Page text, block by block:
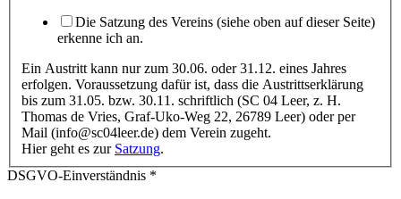
Die Satzung des Vereins (siehe oben auf dieser Seite)
erkenne ich an.
Ein Austritt kann nur zum 30.06. oder 31.12. eines Jahres
erfolgen. Voraussetzung dafür ist, dass die Austrittserklärung
bis zum 31.05. bzw. 30.11. schriftlich (SC 04 Leer, z. H.
Thomas de Vries, Graf-Uko-Weg 22, 26789 Leer) oder per
Mail (info@sc04leer.de) dem Verein zugeht.
Hier geht es zur Satzung.
DSGVO-Einverständnis *